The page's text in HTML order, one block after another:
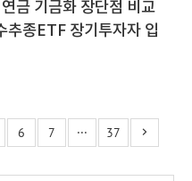
금 기금화 장단점 비교
추종ETF 장기투자자 입
6 7 ··· 37